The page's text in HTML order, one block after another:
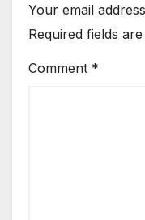
Your email
Required fields
Comment *